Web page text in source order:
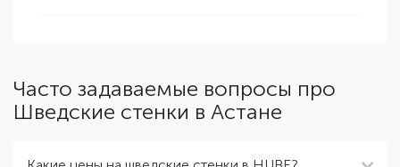
Часто задаваемые вопросы про
Шведские стенки в Астане